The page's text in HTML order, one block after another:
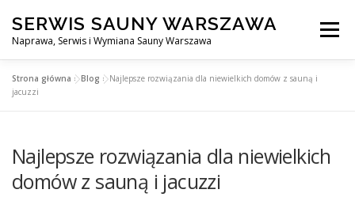
treści
SERWIS SAUNY WARSZAWA
Naprawa, Serwis i Wymiana Sauny Warszawa
Menu
SERWIS DO SAUNY WARSZAWA
Strona główna »Blog »Najlepsze rozwiązania dla niewielkich domów z sauną i
jacuzzi
Najlepsze rozwiązania dla niewielkich
domów z sauną i jacuzzi